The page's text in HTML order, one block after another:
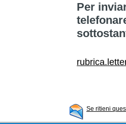
Per
Se ritieni